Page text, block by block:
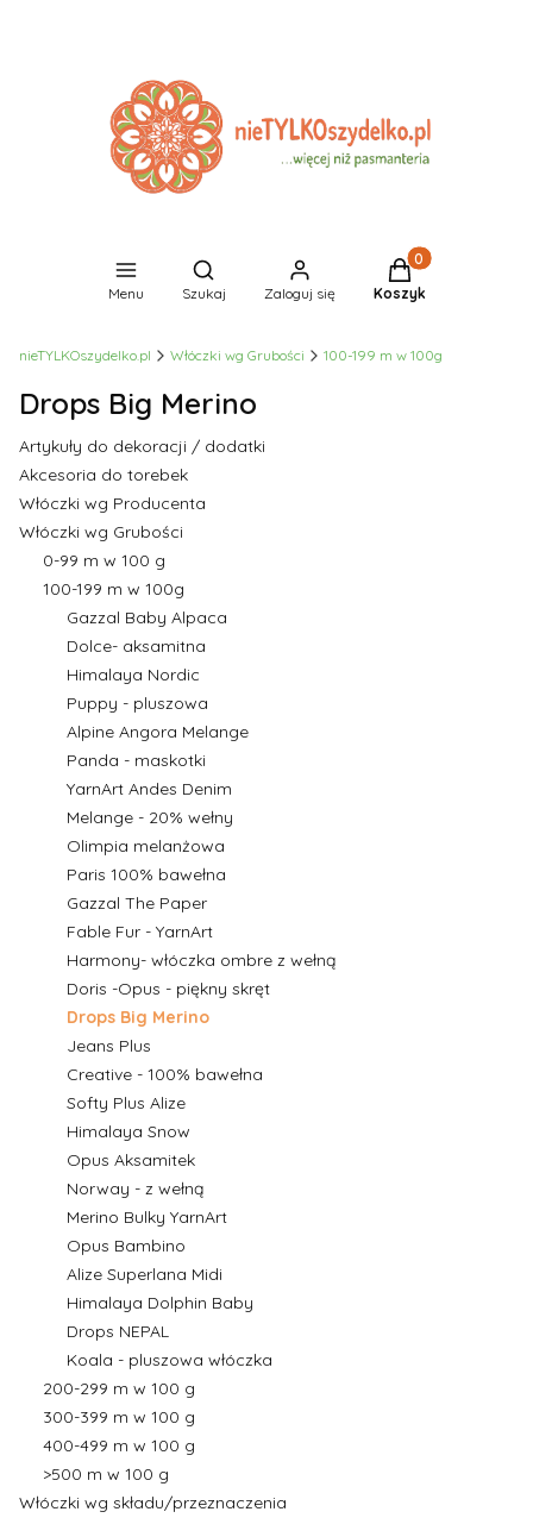
Menu
Otwórz wyszukiwarkę
Szukaj Zaloguj się
Produkty w
Koszyk
nieTYLKOszydelko.pl Włóczki wg Grubości 100-199 m w 100g
Drops Big Merino
Artykuły do dekoracji / dodatki
Akcesoria do torebek
Włóczki wg Producenta
Włóczki wg Grubości
0-99 m w 100 g
100-199 m w 100g
Gazzal Baby Alpaca
Dolce- aksamitna
Himalaya Nordic
Puppy - pluszowa
Alpine Angora Melange
Panda - maskotki
YarnArt Andes Denim
Melange - 20% wełny
Olimpia melanżowa
Paris 100% bawełna
Gazzal The Paper
Fable Fur - YarnArt
Harmony- włóczka ombre z wełną
Doris -Opus - piękny skręt
Drops Big Merino
Jeans Plus
Creative - 100% bawełna
Softy Plus Alize
Himalaya Snow
Opus Aksamitek
Norway - z wełną
Merino Bulky YarnArt
Opus Bambino
Alize Superlana Midi
Himalaya Dolphin Baby
Drops NEPAL
Koala - pluszowa włóczka
200-299 m w 100 g
300-399 m w 100 g
400-499 m w 100 g
>500 m w 100 g
Włóczki wg składu/przeznaczenia